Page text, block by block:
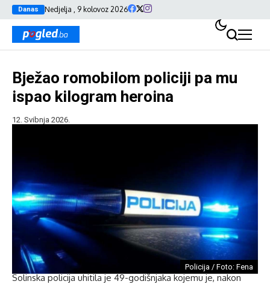
Danas Nedjelja , 9 kolovoz 2026
Bježao romobilom policiji pa mu
ispao kilogram heroina
12. Svibnja 2026.
Policija / Foto: Fena
Solinska policija uhitila je 49-godišnjaka kojemu je, nakon